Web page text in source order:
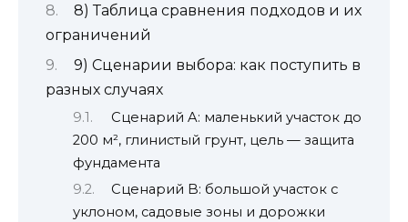
8) Таблица сравнения подходов и их
ограничений
9) Сценарии выбора: как поступить в
разных случаях
Сценарий A: маленький участок до
200 м², глинистый грунт, цель — защита
фундамента
Сценарий B: большой участок с
уклоном, садовые зоны и дорожки